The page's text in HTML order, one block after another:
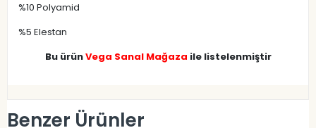
%10 Polyamid
%5 Elestan
Bu ürünVega Sanal Mağaza ile listelenmiştir
Benzer Ürünler